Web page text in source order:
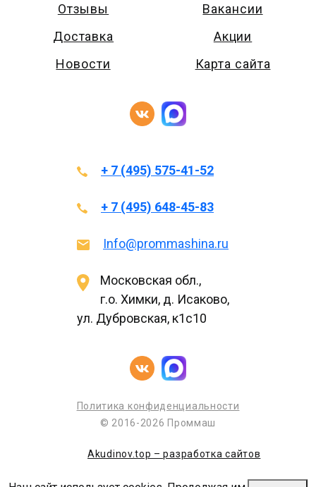
Отзывы
Доставка
Новости
Вакансии
Акции
Карта сайта
+ 7 (495) 575-41-52
+ 7 (495) 648-45-83
Info@prommashina.ru
Московская обл.,
г.о. Химки, д. Исаково,
ул. Дубровская, к1с10
Политика конфиденциальности
© 2016-2026 Проммаш
Akudinov.top – разработка сайтов